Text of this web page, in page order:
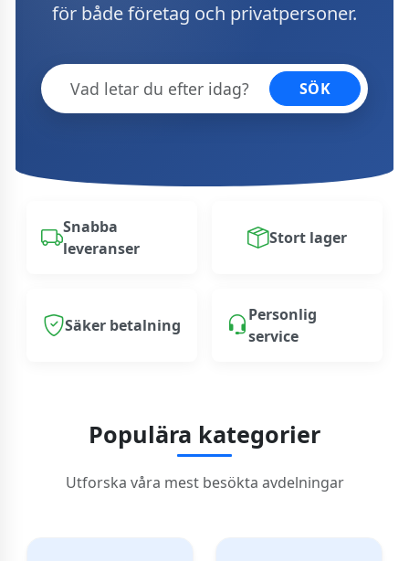
för både företag och privatpersoner.
SÖK
Snabba
leveranser
Stort lager
Säker betalning
Personlig
service
Populära kategorier
Utforska våra mest besökta avdelningar